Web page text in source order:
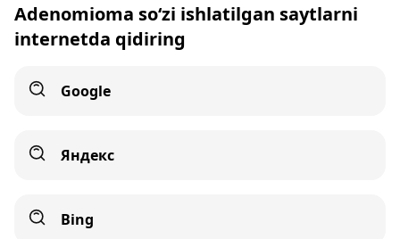
Adenomioma so‘zi ishlatilgan saytlarni
internetda qidiring
Google
Яндекс
Bing